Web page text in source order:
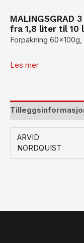
MALINGSGRAD
fra 1,8 liter til 10
Forpakning
Les mer
ARVID
NORDQUIST